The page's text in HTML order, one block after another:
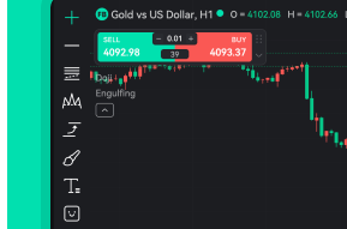
+20.46 +0.48%
-0.161 -0.21%